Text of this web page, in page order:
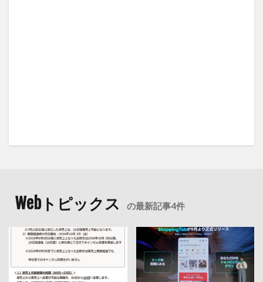
Webトピックス の最新記事4件